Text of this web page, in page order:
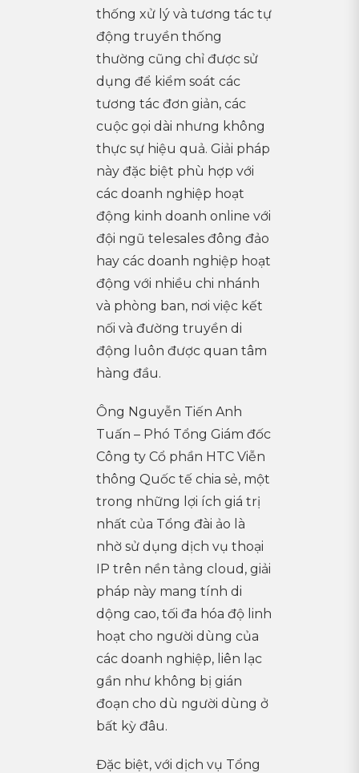
thống xử lý và tương tác tự
động truyền thống
thường cũng chỉ được sử
dụng để kiểm soát các
tương tác đơn giản, các
cuộc gọi dài nhưng không
thực sự hiệu quả. Giải pháp
này đặc biệt phù hợp với
các doanh nghiệp hoạt
động kinh doanh online với
đội ngũ telesales đông đảo
hay các doanh nghiệp hoạt
động với nhiều chi nhánh
và phòng ban, nơi việc kết
nối và đường truyền di
động luôn được quan tâm
hàng đầu.
Ông Nguyễn Tiến Anh
Tuấn – Phó Tổng Giám đốc
Công ty Cổ phần HTC Viễn
thông Quốc tế chia sẻ, một
trong những lợi ích giá trị
nhất của Tổng đài ảo là
nhờ sử dụng dịch vụ thoại
IP trên nền tảng cloud, giải
pháp này mang tính di
dộng cao, tối đa hóa độ linh
hoạt cho người dùng của
các doanh nghiệp, liên lạc
gần như không bị gián
đoạn cho dù người dùng ở
bất kỳ đâu.
Đặc biệt, với dịch vụ Tổng